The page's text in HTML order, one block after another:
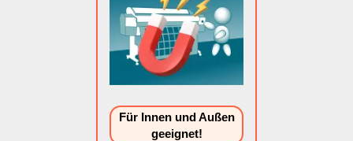
Für Innen und Außen
geeignet!